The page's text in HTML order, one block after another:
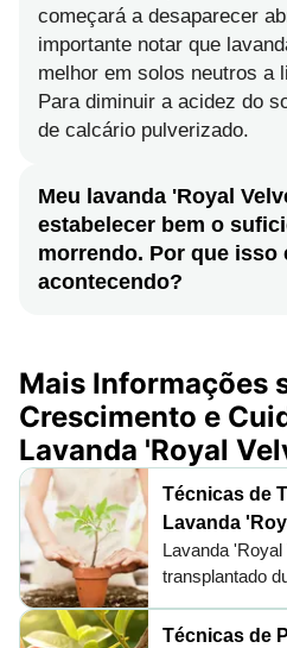
começará a desaparecer
importante notar que
melhor em solos neutros a
Para diminuir a acidez do
de calcário pulverizado.
Meu lavanda 'Royal
estabelecer bem o
morrendo. Por que isso
acontecendo?
Mais Informações
Crescimento e
Lavanda 'Royal
Técnicas de
Lavanda
Lavanda
transplantado
à luz solar e
Técnicas de